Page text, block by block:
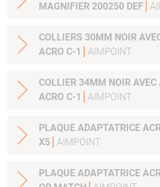
MAGNIFIER 200250 DEF
COLLIERS 30MM NOIR
ACRO C-1
AIMPOINT
COLLIER 34MM NOIR
ACRO C-1
AIMPOINT
PLAQUE ADAPTATRICE
X5 AIMPOINT
PLAQUE ADAPTATRICE ACRO